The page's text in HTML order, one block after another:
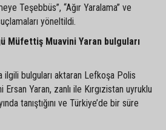
Teşebbüs”, “Ağır Yaralama” ve
yöneltildi.
Müfettiş Muavini Yaran bulguları
bulguları aktaran Lefkoşa Polis
Yaran, zanlı ile Kırgızistan uyruklu
tanıştığını ve Türkiye’de bir süre